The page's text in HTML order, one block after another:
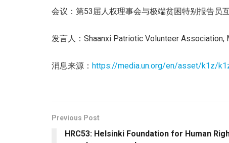
会议：第53届人权理事会与极端贫困特别报告员
发言人：Shaanxi Patriotic Volunteer Association,
消息来源： https://media.un.org/en/asset/k1z/
Previous Post
HRC53: Helsinki Foundation for Human